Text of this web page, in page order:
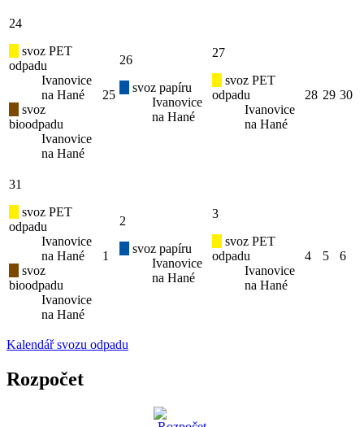
24
svoz PET
odpadu
Ivanovice
na Hané
svoz
bioodpadu
Ivanovice
na Hané
25
26
svoz papíru
Ivanovice
na Hané
27
svoz PET
odpadu
Ivanovice
na Hané
28 29 30
31
svoz PET
odpadu
Ivanovice
na Hané
svoz
bioodpadu
Ivanovice
na Hané
1
2
svoz papíru
Ivanovice
na Hané
3
svoz PET
odpadu
Ivanovice
na Hané
4 5 6
Kalendář svozu odpadu
Rozpočet